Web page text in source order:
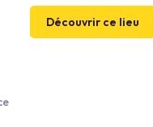
Découvrir ce lieu